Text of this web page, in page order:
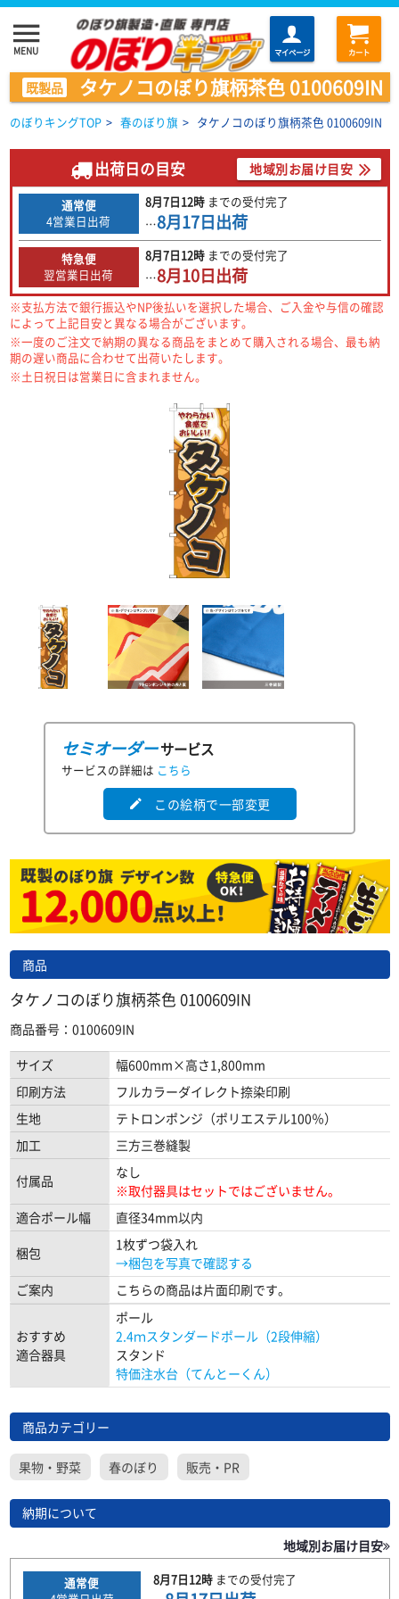
menu
MENU マイページ カート
既製品 タケノコのぼり旗柄茶色 0100609IN
のぼりキングTOP > 春のぼり旗 > タケノコのぼり旗柄茶色 0100609IN
出荷日の目安 地域別お届け目安
通常便
4営業日出荷
8月7日12時 までの受付完了
…8月17日出荷
特急便
翌営業日出荷
8月7日12時 までの受付完了
…8月10日出荷
※支払方法で銀行振込やNP後払いを選択した場合、ご入金や与信の確認
によって上記目安と異なる場合がございます。
※一度のご注文で納期の異なる商品をまとめて購入される場合、最も納
期の遅い商品に合わせて出荷いたします。
※土日祝日は営業日に含まれません。
セミオーダーサービス
サービスの詳細は こちら
edit この絵柄で一部変更
商品
タケノコのぼり旗柄茶色 0100609IN
商品番号：0100609IN
サイズ
幅600mm×高さ1,800mm
印刷方法
フルカラーダイレクト捺染印刷
生地
テトロンポンジ（ポリエステル100％）
加工
三方三巻縫製
付属品
なし
※取付器具はセットではございません。
適合ポール幅
直径34mm以内
梱包
1枚ずつ袋入れ
→梱包を写真で確認する
ご案内
こちらの商品は片面印刷です。
おすすめ
適合器具
ポール
2.4ｍスタンダードポール（2段伸縮）
スタンド
特価注水台（てんとーくん）
商品カテゴリー
果物・野菜 春のぼり 販売・PR
納期について
地域別お届け目安
通常便
8月7日12時までの受付完了